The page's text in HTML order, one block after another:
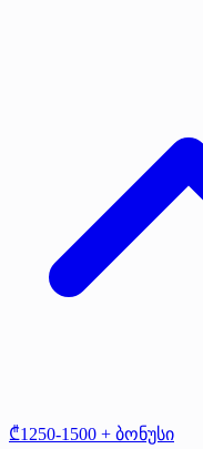
₾1250-1500 + ბონუსი